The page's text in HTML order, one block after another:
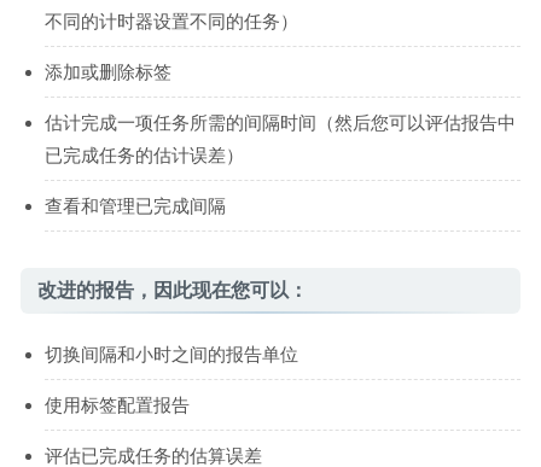
不同的计时器设置不同的任务）
添加或删除标签
估计完成一项任务所需的间隔时间（然后您可以评估报告中
已完成任务的估计误差）
查看和管理已完成间隔
改进的报告，因此现在您可以：
切换间隔和小时之间的报告单位
使用标签配置报告
评估已完成任务的估算误差